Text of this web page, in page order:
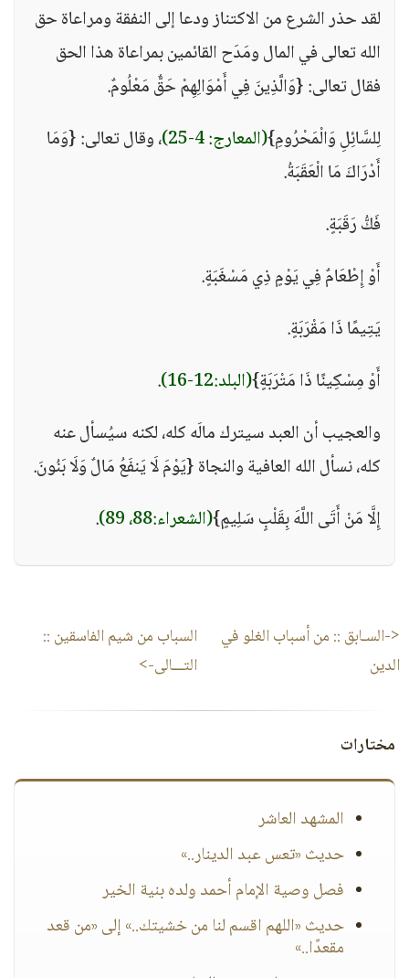
لقد حذر الشرع من الاكتناز ودعا إلى النفقة ومراعاة حق
الله تعالى في المال ومَدَح القائمين بمراعاة هذا الحق
فقال تعالى: {وَالَّذِينَ فِي أَمْوَالِهِمْ حَقٌّ مَعْلُومٌ.
لِلسَّائِلِ وَالْمَحْرُومِ}(المعارج: 4-25)
، وقال تعالى: {وَمَا
أَدْرَاكَ مَا الْعَقَبَةُ.
فَكُّ رَقَبَةٍ.
أَوْ إِطْعَامٌ فِي يَوْمٍ ذِي مَسْغَبَةٍ.
يَتِيمًا ذَا مَقْرَبَةٍ.
أَوْ مِسْكِينًا ذَا مَتْرَبَةٍ}(البلد:12-16)
.
والعجيب أن العبد سيترك مالَه كله، لكنه سيُسأل عنه
كله، نسأل الله العافية والنجاة {يَوْمَ لَا يَنفَعُ مَالٌ وَلَا بَنُونَ.
إِلَّا مَنْ أَتَى اللَّهَ بِقَلْبٍ سَلِيمٍ}(الشعراء:88، 89) .
<-السـابق :: من أسباب الغلو في
الدين
السباب من شيم الفاسقين ::
التـــالى->
مختارات
المشهد العاشر
حديث «تعس عبد الدينار..»
فصل وصية الإمام أحمد ولده بنية الخير
حديث «اللهم اقسم لنا من خشيتك..» إلى «من قعد
مقعدًا..»